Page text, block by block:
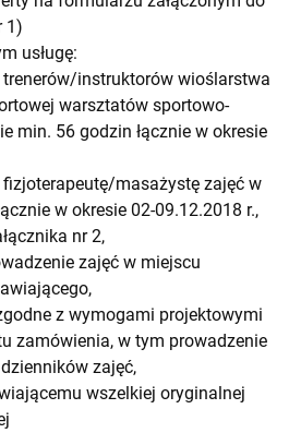
1)
usługę:
instruktorów wioślarstwa
warsztatów sportowo-
min. 56 godzin łącznie w okresie
masażystę zajęć w
w okresie 02-09.12.2018 r.,
nr 2,
zajęć w miejscu
z wymogami projektowymi
zamówienia, w tym prowadzenie
zajęć,
wszelkiej oryginalnej